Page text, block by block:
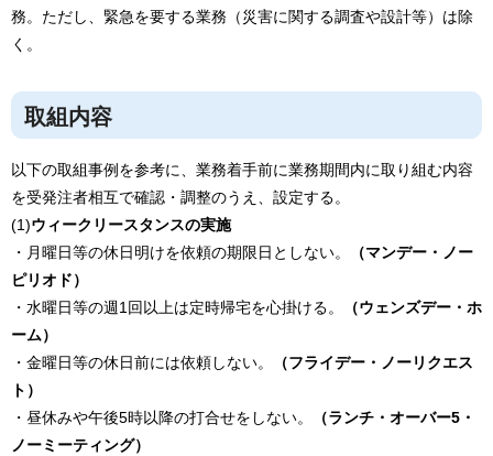
務。ただし、緊急を要する業務（災害に関する調査や設計等）は除
く。
取組内容
以下の取組事例を参考に、業務着手前に業務期間内に取り組む内容
を受発注者相互で確認・調整のうえ、設定する。
(1)ウィークリースタンスの実施
・月曜日等の休日明けを依頼の期限日としない。
（マンデー・ノー
ピリオド）
・水曜日等の週1回以上は定時帰宅を心掛ける。
（ウェンズデー・ホ
ーム）
・金曜日等の休日前には依頼しない。
（フライデー・ノーリクエス
ト）
・昼休みや午後5時以降の打合せをしない。
（ランチ・オーバー5・
ノーミーティング）